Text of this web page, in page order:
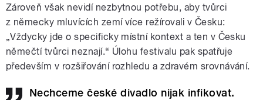
Zároveň však nevidí nezbytnou potřebu, aby tvůrci
z německy mluvících zemí více režírovali v Česku:
„Vždycky jde o specificky místní kontext a ten v Česku
němečtí tvůrci neznají.“ Úlohu festivalu pak spatřuje
především v rozšiřování rozhledu a zdravém srovnávání.
Nechceme české divadlo nijak infikovat.